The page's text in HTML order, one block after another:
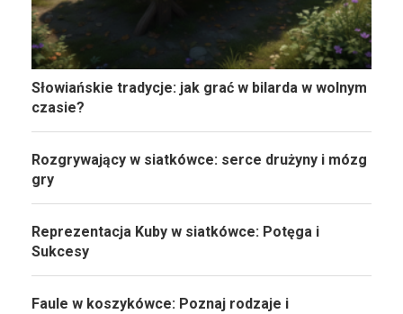
Słowiańskie tradycje: jak grać w bilarda w wolnym
czasie?
Rozgrywający w siatkówce: serce drużyny i mózg
gry
Reprezentacja Kuby w siatkówce: Potęga i
Sukcesy
Faule w koszykówce: Poznaj rodzaje i